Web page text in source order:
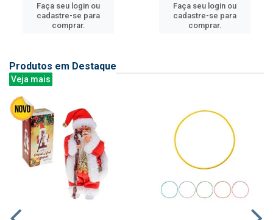
Faça seu login ou
cadastre-se para
comprar.
Faça seu login ou
cadastre-se para
comprar.
Produtos em Destaque
Veja mais